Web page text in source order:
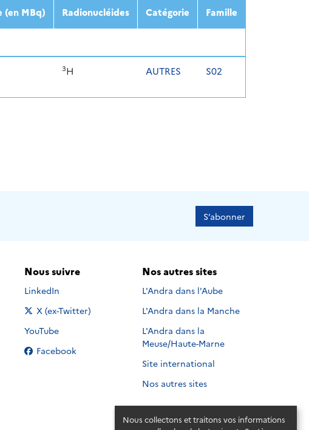
Nous collectons et traitons vos informations
(en MBq) Radionucléides Catégorie Famille
3H AUTRES S02
S’abonner
Nous suivre
Nous suivre sur
LinkedIn
Nous suivre sur
X (ex-Twitter)
Nous suivre sur
YouTube
Nous suivre sur
Facebook
Nos autres sites
L'Andra dans l'Aube
L'Andra dans la Manche
L'Andra dans la
Meuse/Haute-Marne
Site international
Nos autres sites